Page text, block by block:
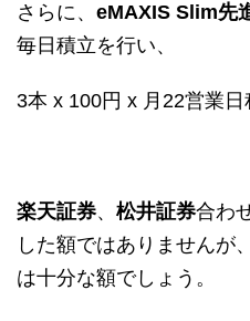
さらに、 eMAXIS Slim先
毎日積立を行い、
3本 x 100円 x 月22営業日
楽天証券、 松井証券合わ
した額ではありませんが
は十分な額でしょう。